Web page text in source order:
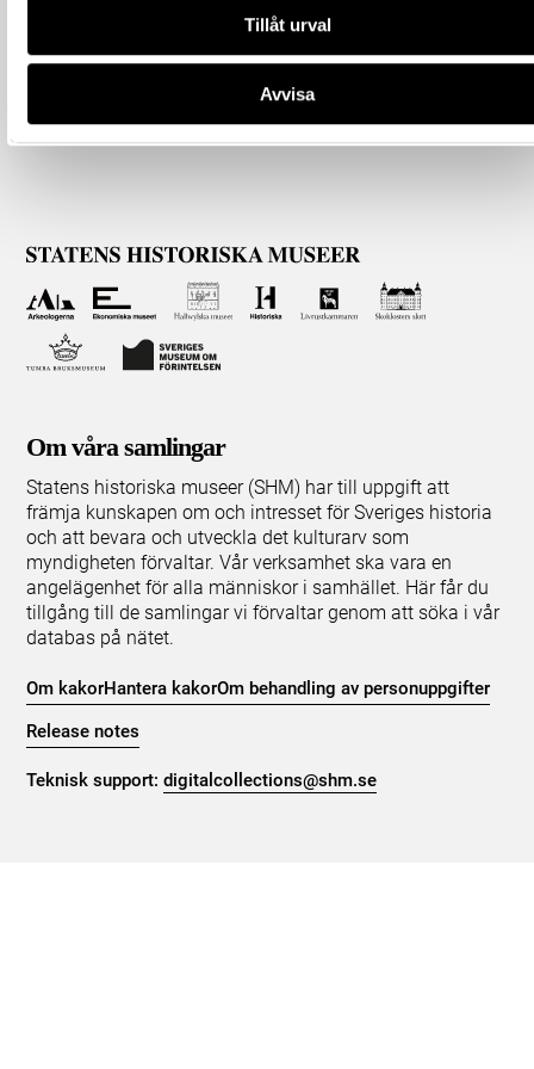
Tillåt urval
Avvisa
Om våra samlingar
Statens historiska museer (SHM) har till uppgift att
främja kunskapen om och intresset för Sveriges historia
och att bevara och utveckla det kulturarv som
myndigheten förvaltar. Vår verksamhet ska vara en
angelägenhet för alla människor i samhället. Här får du
tillgång till de samlingar vi förvaltar genom att söka i vår
databas på nätet.
Om kakorHantera kakorOm behandling av personuppgifter
Release notes
Teknisk support:digitalcollections@shm.se